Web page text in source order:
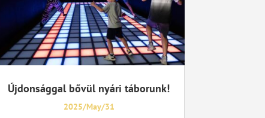
Újdonsággal bővül nyári táborunk!
2025/May/31